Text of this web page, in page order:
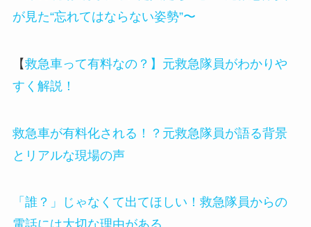
が見た“忘れてはならない姿勢”〜
【救急車って有料なの？】元救急隊員がわかりや
すく解説！
救急車が有料化される！？元救急隊員が語る背景
とリアルな現場の声
「誰？」じゃなくて出てほしい！救急隊員からの